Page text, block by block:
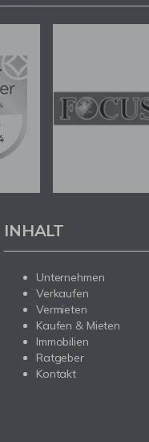
INHALT
Unternehmen
Verkaufen
Vermieten
Kaufen & Mieten
Immobilien
Ratgeber
Kontakt